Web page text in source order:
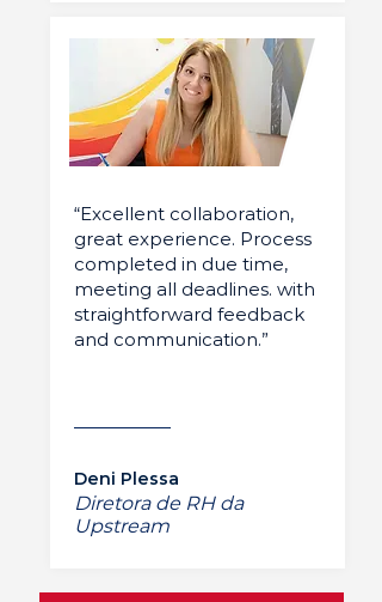
“Excellent collaboration,
great experience. Process
completed in due time,
meeting all deadlines. with
straightforward feedback
and communication.”
Deni Plessa
Diretora de RH da
Upstream